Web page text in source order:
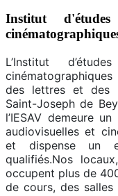
Institut d'études
L’Institut
cinématographiques
des lettres et des
Saint-Joseph de
l’IESAV demeure
audiovisuelles et
et dispense un
qualifiés.Nos
occupent plus de
de cours, des